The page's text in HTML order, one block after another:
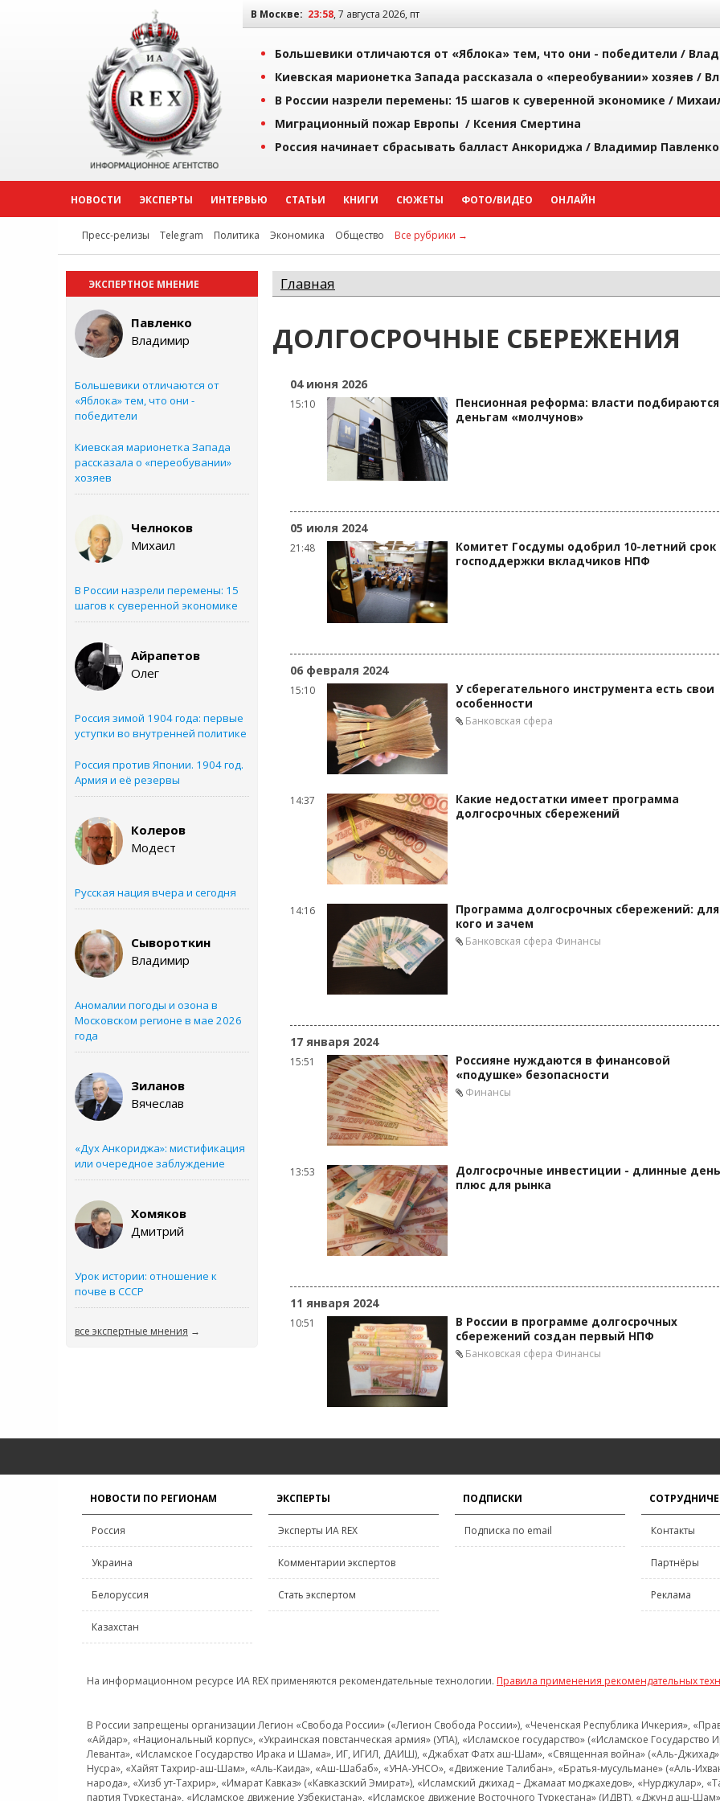
В Москве: 23:59, 7 августа 2026, пт
Большевики отличаются от «Яблока» тем, что они - победители /
Киевская марионетка Запада рассказала о «переобувании» хозяев /
В России назрели перемены: 15 шагов к суверенной экономике /
Миграционный пожар Европы / Ксения Смертина
Россия начинает сбрасывать балласт Анкориджа / Владимир Павленко
НОВОСТИ ЭКСПЕРТЫ ИНТЕРВЬЮ СТАТЬИ КНИГИ СЮЖЕТЫ ФОТО/ВИДЕО ОНЛАЙН
Пресс-релизы Telegram Политика Экономика Общество Все рубрики →
ЭКСПЕРТНОЕ МНЕНИЕ
Павленко
Владимир
Большевики отличаются от
«Яблока» тем, что они -
победители
Киевская марионетка Запада
рассказала о «переобувании»
хозяев
Челноков
Михаил
В России назрели перемены: 15
шагов к суверенной экономике
Айрапетов
Олег
Россия зимой 1904 года: первые
уступки во внутренней политике
Россия против Японии. 1904 год.
Армия и её резервы
Колеров
Модест
Русская нация вчера и сегодня
Сывороткин
Владимир
Аномалии погоды и озона в
Московском регионе в мае 2026
года
Зиланов
Вячеслав
«Дух Анкориджа»: мистификация
или очередное заблуждение
Хомяков
Дмитрий
Урок истории: отношение к
почве в СССР
все экспертные мнения →
Главная
ДОЛГОСРОЧНЫЕ СБЕРЕЖЕНИЯ
04 июня 2026
15:10
Пенсионная реформа: власти
деньгам «молчунов»
05 июля 2024
21:48
Комитет Госдумы одобрил 10-летний срок
господдержки вкладчиков НПФ
06 февраля 2024
15:10
У сберегательного инструмента есть свои
особенности
Банковская сфера
14:37
Какие недостатки имеет программа
долгосрочных сбережений
14:16
Программа долгосрочных сбережений: для
кого и зачем
Банковская сфера Финансы
17 января 2024
15:51
Россияне нуждаются в финансовой
«подушке» безопасности
Финансы
13:53
Долгосрочные инвестиции - длинные
плюс для рынка
11 января 2024
10:51
В России в программе долгосрочных
сбережений создан первый НПФ
Банковская сфера Финансы
НОВОСТИ ПО РЕГИОНАМ
Россия
Украина
Белоруссия
Казахстан
ЭКСПЕРТЫ
Эксперты ИА REX
Комментарии экспертов
Стать экспертом
ПОДПИСКИ
Подписка по email Контакты
Партнёры
Реклама
На информационном ресурсе ИА REX применяются рекомендательные технологии. Правила применения рекомендательных
В России запрещены организации Легион «Свобода России» («Легион Свобода России»), «Чеченская Республика Ичкерия»,
«Айдар», «Национальный корпус», «Украинская повстанческая армия» (УПА), «Исламское государство» («Исламское
Леванта», «Исламское Государство Ирака и Шама», ИГ, ИГИЛ, ДАИШ), «Джабхат Фатх аш-Шам», «Священная война» («Аль-Джихад»
Нусра», «Хайят Тахрир-аш-Шам», «Аль-Каида», «Аш-Шабаб», «УНА-УНСО», «Движение Талибан», «Братья-мусульмане» («Аль-
народа», «Хизб ут-Тахрир», «Имарат Кавказ» («Кавказский Эмират»), «Исламский джихад – Джамаат моджахедов», «Нурджулар»,
партия Туркестана», «Исламское движение Узбекистана», «Исламское движение Восточного Туркестана» (ИДВТ), «Джунд аш-